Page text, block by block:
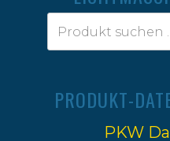
PRODUKT-
PKW